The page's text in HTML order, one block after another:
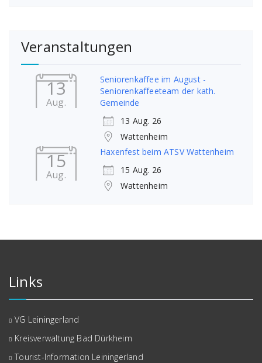
Veranstaltungen
13
Aug.
Seniorenkaffee im August -
Seniorenkaffeeteam der kath.
Gemeinde
13 Aug. 26
Wattenheim
15
Aug.
Haxenfest beim ATSV Wattenheim
15 Aug. 26
Wattenheim
Links
VG Leiningerland
Kreisverwaltung Bad Dürkheim
Tourist-Information Leiningerland